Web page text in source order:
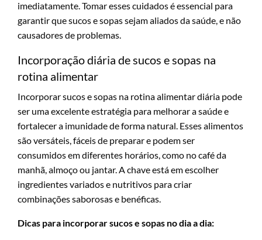
imediatamente. Tomar esses cuidados é essencial para
garantir que sucos e sopas sejam aliados da saúde, e não
causadores de problemas.
Incorporação diária de sucos e sopas na
rotina alimentar
Incorporar sucos e sopas na rotina alimentar diária pode
ser uma excelente estratégia para melhorar a saúde e
fortalecer a imunidade de forma natural. Esses alimentos
são versáteis, fáceis de preparar e podem ser
consumidos em diferentes horários, como no café da
manhã, almoço ou jantar. A chave está em escolher
ingredientes variados e nutritivos para criar
combinações saborosas e benéficas.
Dicas para incorporar sucos e sopas no dia a dia: